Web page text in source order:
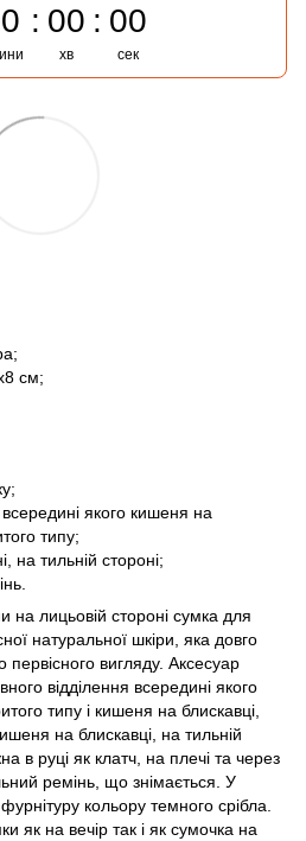
00
хв
00
сек
см;
якого кишеня на
типу;
на тильній стороні;
лицьовій стороні сумка для
натуральної шкіри, яка довго
первісного вигляду. Аксесуар
відділення всередині якого
типу і кишеня на блискавці,
на блискавці, на тильній
в руці як клатч, на плечі та через
ремінь, що знімається. У
кольору темного срібла.
як на вечір так і як сумочка на